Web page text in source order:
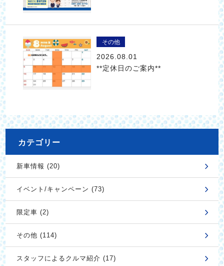
その他
2026.08.01
**定休日のご案内**
カテゴリー
新車情報 (20)
イベント/キャンペーン (73)
限定車 (2)
その他 (114)
スタッフによるクルマ紹介 (17)